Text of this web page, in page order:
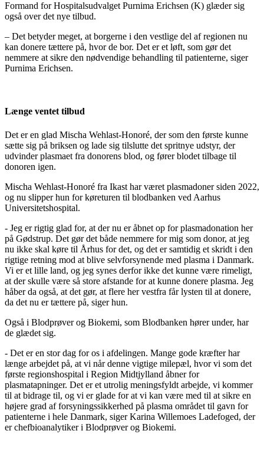
Formand for Hospitalsudvalget Purnima Erichsen (K) glæder sig
også over det nye tilbud.
– Det betyder meget, at borgerne i den vestlige del af regionen nu
kan donere tættere på, hvor de bor. Det er et løft, som gør det
nemmere at sikre den nødvendige behandling til patienterne, siger
Purnima Erichsen.
Længe ventet tilbud
Det er en glad Mischa Wehlast-Honoré, der som den første kunne
sætte sig på briksen og lade sig tilslutte det spritnye udstyr, der
udvinder plasmaet fra donorens blod, og fører blodet tilbage til
donoren igen.
Mischa Wehlast-Honoré fra Ikast har været plasmadoner siden 2022,
og nu slipper hun for køreturen til blodbanken ved Aarhus
Universitetshospital.
- Jeg er rigtig glad for, at der nu er åbnet op for plasmadonation her
på Gødstrup. Det gør det både nemmere for mig som donor, at jeg
nu ikke skal køre til Århus for det, og det er samtidig et skridt i den
rigtige retning mod at blive selvforsynende med plasma i Danmark.
Vi er et lille land, og jeg synes derfor ikke det kunne være rimeligt,
at der skulle være så store afstande for at kunne donere plasma. Jeg
håber da også, at det gør, at flere her vestfra får lysten til at donere,
da det nu er tættere på, siger hun.
Også i Blodprøver og Biokemi, som Blodbanken hører under, har
de glædet sig.
- Det er en stor dag for os i afdelingen. Mange gode kræfter har
længe arbejdet på, at vi når denne vigtige milepæl, hvor vi som det
første regionshospital i Region Midtjylland åbner for
plasmatapninger. Det er et utrolig meningsfyldt arbejde, vi kommer
til at bidrage til, og vi er glade for at vi kan være med til at sikre en
højere grad af forsyningssikkerhed på plasma området til gavn for
patienterne i hele Danmark, siger Karina Willemoes Ladefoged, der
er chefbioanalytiker i Blodprøver og Biokemi.